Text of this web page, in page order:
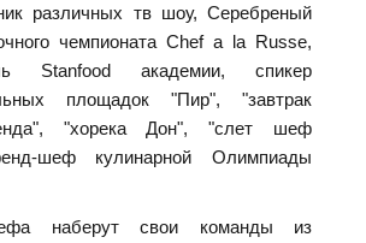
различных тв шоу, Серебреный
чемпионата Chef a la Russe,
Stanfood академии, спикер
площадок "Пир", "завтрак
"хорека Дон", "слет шеф
шеф кулинарной Олимпиады
наберут свои команды из